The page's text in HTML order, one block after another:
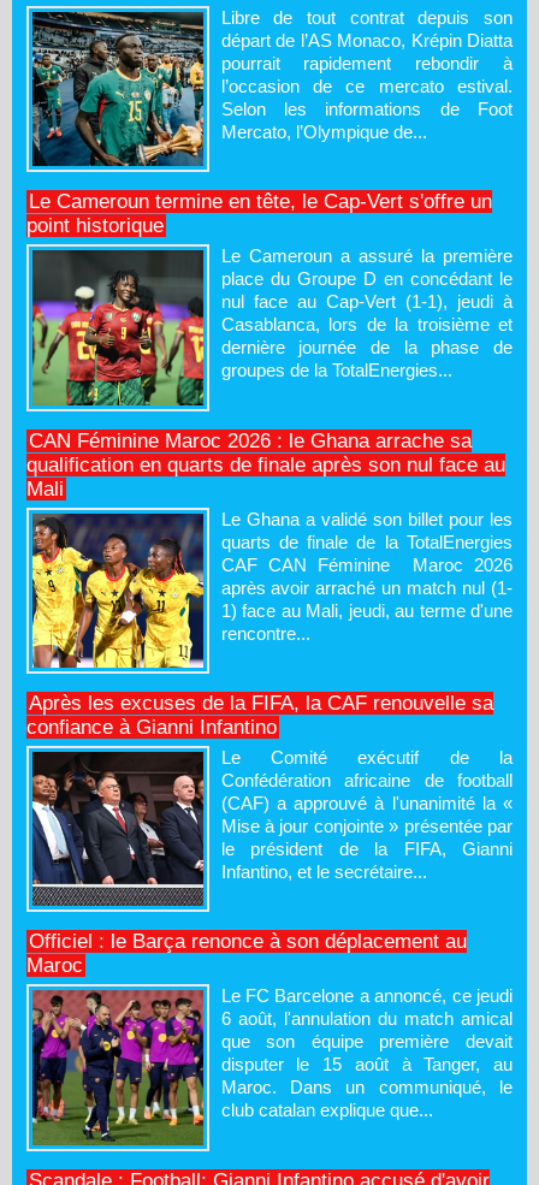
Libre de tout contrat depuis son
départ de l’AS Monaco, Krépin Diatta
pourrait rapidement rebondir à
l’occasion de ce mercato estival.
Selon les informations de Foot
Mercato, l’Olympique de...
Le Cameroun termine en tête, le Cap-Vert s'offre un
point historique
Le Cameroun a assuré la première
place du Groupe D en concédant le
nul face au Cap-Vert (1-1), jeudi à
Casablanca, lors de la troisième et
dernière journée de la phase de
groupes de la TotalEnergies...
CAN Féminine Maroc 2026 : le Ghana arrache sa
qualification en quarts de finale après son nul face au
Mali
Le Ghana a validé son billet pour les
quarts de finale de la TotalEnergies
CAF CAN Féminine Maroc 2026
après avoir arraché un match nul (1-
1) face au Mali, jeudi, au terme d'une
rencontre...
Après les excuses de la FIFA, la CAF renouvelle sa
confiance à Gianni Infantino
Le Comité exécutif de la
Confédération africaine de football
(CAF) a approuvé à l'unanimité la «
Mise à jour conjointe » présentée par
le président de la FIFA, Gianni
Infantino, et le secrétaire...
Officiel : le Barça renonce à son déplacement au
Maroc
Le FC Barcelone a annoncé, ce jeudi
6 août, l'annulation du match amical
que son équipe première devait
disputer le 15 août à Tanger, au
Maroc. Dans un communiqué, le
club catalan explique que...